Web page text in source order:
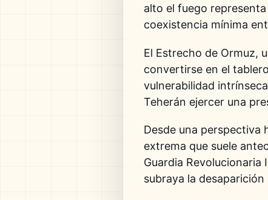
alto el fuego
coexistencia mínima
El Estrecho de Ormuz,
convertirse en el
vulnerabilidad
Teherán ejercer una
Desde una perspectiva
extrema que suele
Guardia
subraya la